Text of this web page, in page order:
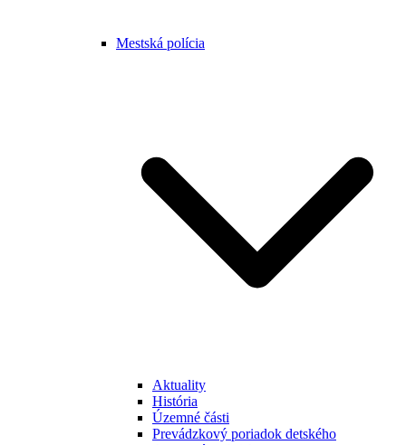
Mestská polícia
Aktuality
História
Územné části
Prevádzkový poriadok detského